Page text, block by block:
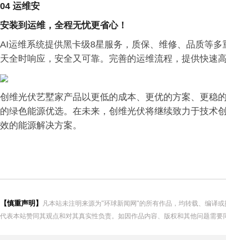
04 运维安
安装到运维，全程无忧更省心！
AI运维系统提供黑卡级8星服务，质保、维修、品质等
天全时响应，安全又可靠。完善的运维流程，提供快速
创维光伏艺墅家产品以更低的成本、更优的方案、更稳
的绿色能源优选。在未来，创维光伏将继续致力于技术
效的能源解决方案。
【慎重声明】
凡本站未注明来源为"环球新闻网"的所有作品，均转载、编译
代表本站赞同其观点和对其真实性负责。如因作品内容、版权和其他问题需